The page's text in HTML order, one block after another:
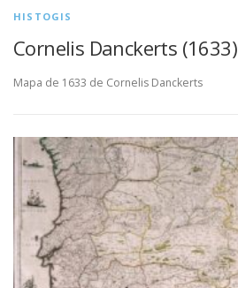
HISTOGIS
Cornelis Danckerts (1633)
Mapa de 1633 de Cornelis Danckerts